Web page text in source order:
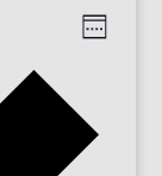
Woche